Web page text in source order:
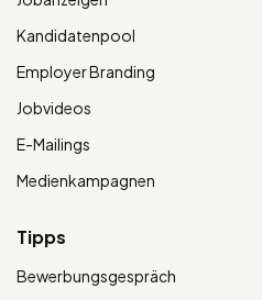
Kandidatenpool
Employer Branding
Jobvideos
E-Mailings
Medienkampagnen
Tipps
Bewerbungsgespräch